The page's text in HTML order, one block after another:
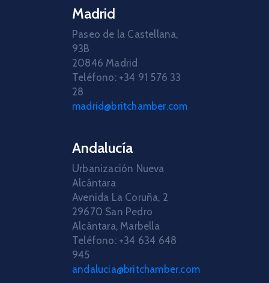
Madrid
Paseo de la Castellana,
93B
20846 Madrid
Teléfono: +34 91 576 33
28
madrid@britchamber.com
Andalucía
Urbanización Nueva
Alcántara
Avenida La Coruña, 2
29670 San Pedro
Alcántara, Marbella
Teléfono: +34 634 648
945
andalucia@britchamber.com